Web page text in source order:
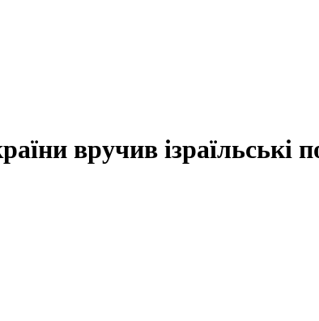
вручив ізраїльські